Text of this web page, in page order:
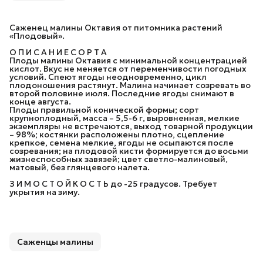
Саженец малины Октавия от питомника растений
«Плодовый».
О П И С А Н И Е С О Р Т А
Плоды малины Октавия с минимальной концентрацией
кислот. Вкус не меняется от переменчивости погодных
условий. Спеют ягоды неодновременно, цикл
плодоношения растянут. Малина начинает созревать во
второй половине июля. Последние ягоды снимают в
конце августа.
Плоды правильной конической формы; сорт
крупноплодный, масса – 5,5-6 г, выровненная, мелкие
экземпляры не встречаются, выход товарной продукции
– 98%; костянки расположены плотно, сцепление
крепкое, семена мелкие, ягоды не осыпаются после
созревания; на плодовой кисти формируется до восьми
жизнеспособных завязей; цвет светло-малиновый,
матовый, без глянцевого налета.
З И М О С Т О Й К О С Т Ь до -25 градусов. Требует
укрытия на зиму.
Саженцы малины